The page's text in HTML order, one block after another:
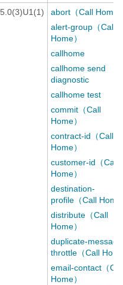
5.0(3)U1(1)
abort（Call Home
alert-group（Call
Home）
callhome
callhome send
diagnostic
callhome test
commit（Call
Home）
contract-id（Call
Home）
customer-id（Call
Home）
destination-
profile（Call
distribute（Call
Home）
duplicate-message
throttle（Call
email-contact（
Home）